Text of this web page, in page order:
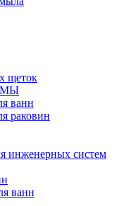
щеток
ванн
раковин
инженерных систем
ванн